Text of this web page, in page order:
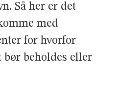
Så her er det
med
for hvorfor
bør beholdes eller